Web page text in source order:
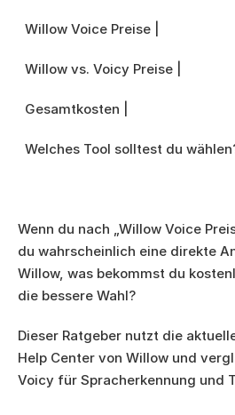
  Willow Voice Preise |
  Willow vs. Voicy Preise |
  Gesamtkosten |
Welches Tool solltest du
Wenn du nach „Willow Voice
du wahrscheinlich eine direkte
Willow, was bekommst du
die bessere Wahl?
Dieser Ratgeber nutzt die
Help Center von Willow und
Voicy für Spracherkennung und